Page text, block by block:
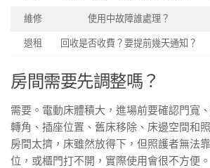
維修 使用中故障誰處理？
退租 回收是否收費？要提前幾天通知？
房間需要先調整嗎？
需要。電動床體積大，進場前要確認門寬
轉角、插座位置、舊床移除、床邊空間和
房間太擠，床雖然放得下，但照護者無法
位，或櫃門打不開，實際使用會很不方便。